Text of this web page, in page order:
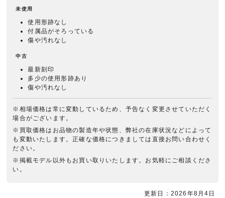
未使用
使用形跡なし
付属品がそろっている
傷や汚れなし
中古
最新刻印
多少の使用形跡あり
傷や汚れなし
※相場価格は常に変動しているため、予告なく変更させていただく
場合がございます。
※買取価格はお品物の製造年や状態、弊社の在庫状況などによって
も変動いたします。正確な価格につきましては直接お問い合わせく
ださい。
※掲載モデル以外もお買い取りいたします。お気軽にご相談くださ
い。
更新日：2026年8月4日